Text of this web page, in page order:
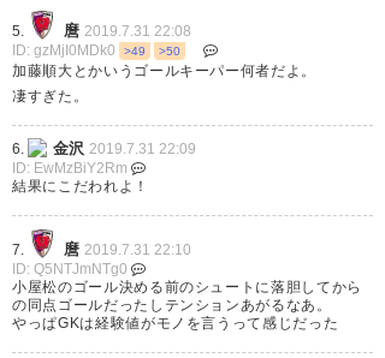
— @Tasking13 🇦🇪UAE Asian
Cup⚽ (TASKing13)2019, 7月
31
勝ち点2落としたが、柏は2差
3位とはまだ3差がある しっかり
休んで次に備えよう #京都サン
ガ
5. 麿 2019.7.31 22:08
ID: gzMjI0MDk0
>49 >50
加藤順大とかいうゴールキーパー何者だよ。
凄すぎた。
6. 金沢 2019.7.31 22:09
ID: EwMzBiY2Rm
結果にこだわれよ！
7. 麿 2019.7.31 22:10
ID: Q5NTJmNTg0
小屋松のゴール決める前のシュートに落胆してから
の同点ゴールだったしテンションあがるなあ。
やっぱGKは経験値がモノを言うって感じだった